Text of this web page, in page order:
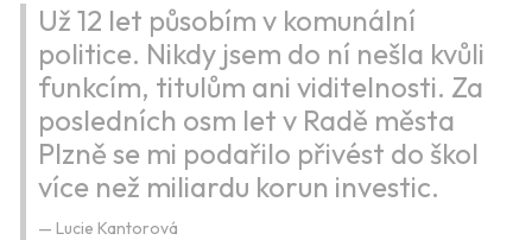
Už 12 let působím v komunální
politice. Nikdy jsem do ní nešla kvůli
funkcím, titulům ani viditelnosti. Za
posledních osm let v Radě města
Plzně se mi podařilo přivést do škol
více než miliardu korun investic.
Lucie Kantorová